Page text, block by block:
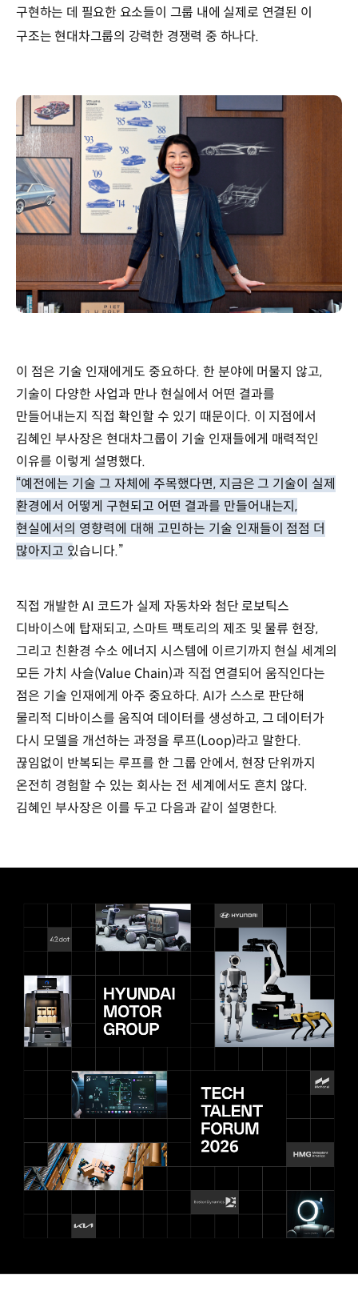
구현하는 데 필요한 요소들이 그룹 내에 실제로 연결된 이
구조는 현대차그룹의 강력한 경쟁력 중 하나다.
이 점은 기술 인재에게도 중요하다. 한 분야에 머물지 않고,
기술이 다양한 사업과 만나 현실에서 어떤 결과를
만들어내는지 직접 확인할 수 있기 때문이다. 이 지점에서
김혜인 부사장은 현대차그룹이 기술 인재들에게 매력적인
이유를 이렇게 설명했다.
“예전에는 기술 그 자체에 주목했다면, 지금은 그 기술이 실제
환경에서 어떻게 구현되고 어떤 결과를 만들어내는지,
현실에서의 영향력에 대해 고민하는 기술 인재들이 점점 더
많아지고 있습니다.”
직접 개발한 AI 코드가 실제 자동차와 첨단 로보틱스
디바이스에 탑재되고, 스마트 팩토리의 제조 및 물류 현장,
그리고 친환경 수소 에너지 시스템에 이르기까지 현실 세계의
모든 가치 사슬(Value Chain)과 직접 연결되어 움직인다는
점은 기술 인재에게 아주 중요하다. AI가 스스로 판단해
물리적 디바이스를 움직여 데이터를 생성하고, 그 데이터가
다시 모델을 개선하는 과정을 루프(Loop)라고 말한다.
끊임없이 반복되는 루프를 한 그룹 안에서, 현장 단위까지
온전히 경험할 수 있는 회사는 전 세계에서도 흔치 않다.
김혜인 부사장은 이를 두고 다음과 같이 설명한다.